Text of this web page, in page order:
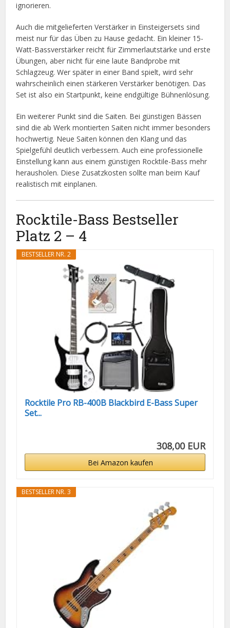
ignorieren.
Auch die mitgelieferten Verstärker in Einsteigersets sind
meist nur für das Üben zu Hause gedacht. Ein kleiner 15-
Watt-Bassverstärker reicht für Zimmerlautstärke und erste
Übungen, aber nicht für eine laute Bandprobe mit
Schlagzeug. Wer später in einer Band spielt, wird sehr
wahrscheinlich einen stärkeren Verstärker benötigen. Das
Set ist also ein Startpunkt, keine endgültige Bühnenlösung.
Ein weiterer Punkt sind die Saiten. Bei günstigen Bässen
sind die ab Werk montierten Saiten nicht immer besonders
hochwertig. Neue Saiten können den Klang und das
Spielgefühl deutlich verbessern. Auch eine professionelle
Einstellung kann aus einem günstigen Rocktile-Bass mehr
herausholen. Diese Zusatzkosten sollte man beim Kauf
realistisch mit einplanen.
Rocktile-Bass Bestseller
Platz 2 – 4
BESTSELLER NR. 2
Rocktile Pro RB-400B Blackbird E-Bass Super
Set...
308,00 EUR
Bei Amazon kaufen
BESTSELLER NR. 3